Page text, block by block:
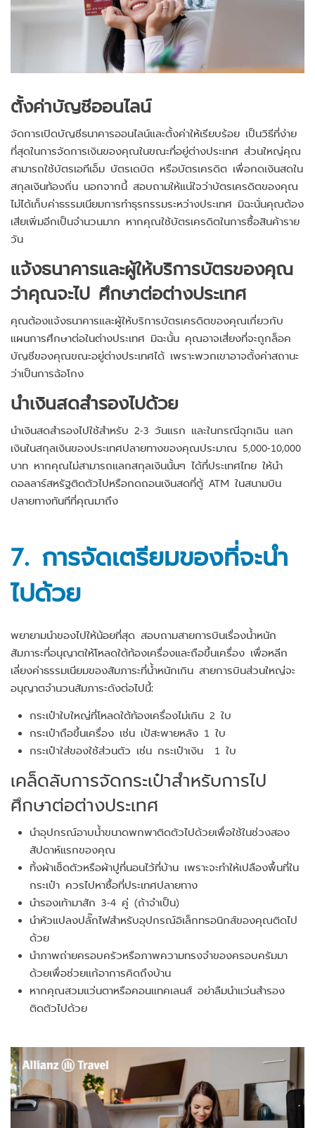
ตั้งค่าบัญชีออนไลน์
จัดการเปิดบัญชีธนาคารออนไลน์และตั้งค่าให้เรียบร้อย เป็นวิธีที่ง่าย
ที่สุดในการจัดการเงินของคุณในขณะที่อยู่ต่างประเทศ ส่วนใหญ่คุณ
สามารถใช้บัตรเอทีเอ็ม บัตรเดบิต หรือบัตรเครดิต เพื่อกดเงินสดใน
สกุลเงินท้องถิ่น นอกจากนี้ สอบถามให้แน่ใจว่าบัตรเครดิตของคุณ
ไม่ได้เก็บค่าธรรมเนียมการทำธุรกรรมระหว่างประเทศ มิฉะนั่นคุณต้อง
เสียเพิ่มอีกเป็นจำนวนมาก หากคุณใช้บัตรเครดิตในการซื้อสินค้าราย
วัน
แจ้งธนาคารและผู้ให้บริการบัตรของคุณ
ว่าคุณจะไป ศึกษาต่อต่างประเทศ
คุณต้องแจ้งธนาคารและผู้ให้บริการบัตรเครดิตของคุณเกี่ยวกับ
แผนการศึกษาต่อในต่างประเทศ มิฉะนั้น คุณอาจเสี่ยงที่จะถูกล็อค
บัญชีของคุณขณะอยู่ต่างประเทศได้ เพราะพวกเขาอาจตั้งค่าสถานะ
ว่าเป็นการฉ้อโกง
นำเงินสดสำรองไปด้วย
นำเงินสดสำรองไปใช้สำหรับ 2-3 วันแรก และในกรณีฉุกเฉิน แลก
เงินในสกุลเงินของประเทศปลายทางของคุณประมาณ 5,000-10,000
บาท หากคุณไม่สามารถแลกสกุลเงินนั้นๆ ได้ที่ประเทศไทย ให้นำ
ดอลลาร์สหรัฐติดตัวไปหรือกดถอนเงินสดที่ตู้ ATM ในสนามบิน
ปลายทางทันทีที่คุณมาถึง
7. การจัดเตรียมของที่จะนำ
ไปด้วย
พยายามนำของไปให้น้อยที่สุด สอบถามสายการบินเรื่องน้ำหนัก
สัมภาระที่อนุญาตให้โหลดใต้ท้องเครื่องและถือขึ้นเครื่อง เพื่อหลีก
เลี่ยงค่าธรรมเนียมของสัมภาระที่น้ำหนักเกิน สายการบินส่วนใหญ่จะ
อนุญาตจำนวนสัมภาระดังต่อไปนี้:
กระเป๋าใบใหญ่ที่โหลดใต้ท้องเครื่องไม่เกิน 2 ใบ
กระเป๋าถือขึ้นเครื่อง เช่น เป้สะพายหลัง 1 ใบ
กระเป๋าใส่ของใช้ส่วนตัว เช่น กระเป๋าเงิน 1 ใบ
เคล็ดลับการจัดกระเป๋าสำหรับการไป
ศึกษาต่อต่างประเทศ
นำอุปกรณ์อาบน้ำขนาดพกพาติดตัวไปด้วยเพื่อใช้ในช่วงสอง
สัปดาห์แรกของคุณ
ทิ้งผ้าเช็ดตัวหรือผ้าปูที่นอนไว้ที่บ้าน เพราะจะทำให้เปลืองพื้นที่ใน
กระเป๋า ควรไปหาซื้อที่ประเทศปลายทาง
นำรองเท้ามาสัก 3-4 คู่ (ถ้าจำเป็น)
นำหัวแปลงปลั๊กไฟสำหรับอุปกรณ์อิเล็กทรอนิกส์ของคุณติดไป
ด้วย
นำภาพถ่ายครอบครัวหรือภาพความทรงจำของครอบครัมมา
ด้วยเพื่อช่วยแก้อาการคิดถึงบ้าน
หากคุณสวมแว่นตาหรือคอนแทคเลนส์ อย่าลืมนำแว่นสำรอง
ติดตัวไปด้วย